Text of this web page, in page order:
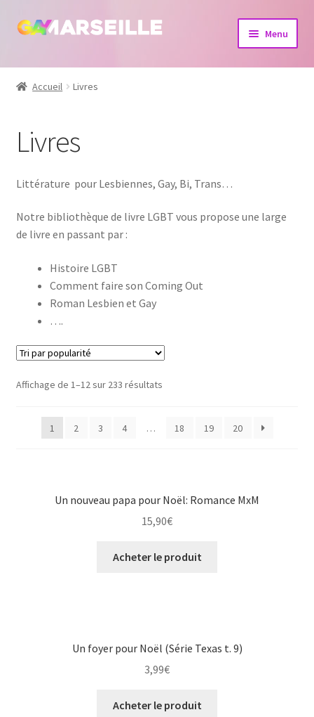
Aller
navigation
Aller
Menu
Boutique
Calendrier
Dvd
Livres
Accueil Livres
Livres
Littérature pour Lesbiennes, Gay, Bi, Trans…
Notre bibliothèque de livre LGBT vous propose une large
de livre en passant par :
Histoire LGBT
Comment faire son Coming Out
Roman Lesbien et Gay
….
Affichage de 1–12 sur 233 résultats
1 2 3 4 … 18 19 20
Un nouveau papa pour Noël: Romance MxM
15,90€
Acheter le produit
Un foyer pour Noël (Série Texas t. 9)
3,99€
Acheter le produit